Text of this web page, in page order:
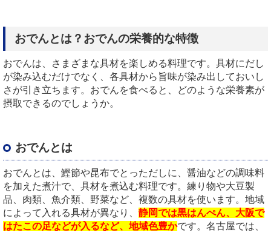
おでんとは？おでんの栄養的な特徴
おでんは、さまざまな具材を楽しめる料理です。具材にだし
が染み込むだけでなく、各具材から旨味が染み出しておいし
さが引き立ちます。おでんを食べると、どのような栄養素が
摂取できるのでしょうか。
おでんとは
おでんとは、鰹節や昆布でとっただしに、醤油などの調味料
を加えた煮汁で、具材を煮込む料理です。練り物や大豆製
品、肉類、魚介類、野菜など、複数の具材を使います。地域
によって入れる具材が異なり、 静岡では黒はんぺん、大阪で
はたこの足などが入るなど、地域色豊かです。名古屋では、